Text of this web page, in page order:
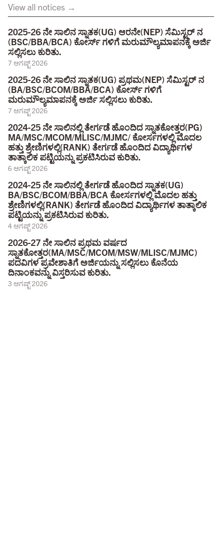
View all notices →
2025-26 ನೇ ಸಾಲಿನ ಸ್ನಾತಕ(UG) ಆರನೇ(NEP) ಸೆಮಿಸ್ಟರ್ ನ
(BSC/BBA/BCA) ಕೋರ್ಸ್ ಗಳಿಗೆ ಮರುಮೌಲ್ಯಮಾಪನಕ್ಕೆ ಅರ್ಜಿ
ಸಲ್ಲಿಸಲು ಕುರಿತು.
7 ಆಗಷ್ಟ್ 2026
2025-26 ನೇ ಸಾಲಿನ ಸ್ನಾತಕ(UG) ಪ್ರಥಮ(NEP) ಸೆಮಿಸ್ಟರ್ ನ
(BA/BSC/BCOM/BBA/BCA) ಕೋರ್ಸ್ ಗಳಿಗೆ
ಮರುಮೌಲ್ಯಮಾಪನಕ್ಕೆ ಅರ್ಜಿ ಸಲ್ಲಿಸಲು ಕುರಿತು.
7 ಆಗಷ್ಟ್ 2026
2024-25 ನೇ ಸಾಲಿನಲ್ಲಿ ತೇರ್ಗಡೆ ಹೊಂದಿದ ಸ್ನಾತಕೋತ್ತರ(PG)
MA/MSC/MCOM/MLISC/MJMC/ ಕೋರ್ಸಗಳಲ್ಲಿ ಮೊದಲ
ಹತ್ತು ಶ್ರೇಣಿಗಳಲ್ಲಿ(RANK) ತೇರ್ಗಡೆ ಹೊಂದಿದ ವಿದ್ಯಾರ್ಥಿಗಳ
ತಾತ್ಕಾಲಿಕ ಪಟ್ಟಿಯನ್ನು ಪ್ರಕಟಿಸಿರುವ ಕುರಿತು.
6 ಆಗಷ್ಟ್ 2026
2024-25 ನೇ ಸಾಲಿನಲ್ಲಿ ತೇರ್ಗಡೆ ಹೊಂದಿದ ಸ್ನಾತಕ(UG)
BA/BSC/BCOM/BBA/BCA ಕೋರ್ಸಗಳಲ್ಲಿ ಮೊದಲ ಹತ್ತು
ಶ್ರೇಣಿಗಳಲ್ಲಿ(RANK) ತೇರ್ಗಡೆ ಹೊಂದಿದ ವಿದ್ಯಾರ್ಥಿಗಳ ತಾತ್ಕಾಲಿಕ
ಪಟ್ಟಿಯನ್ನು ಪ್ರಕಟಿಸಿರುವ ಕುರಿತು.
4 ಆಗಷ್ಟ್ 2026
2026-27 ನೇ ಸಾಲಿನ ಪ್ರಥಮ ವರ್ಷದ
ಸ್ನಾತಕೋತ್ತರ(MA/MSC/MCOM/MSW/MLISC/MJMC)
ಪದವಿಗಳ ಪ್ರವೇಶಾತಿಗೆ ಅರ್ಜಿಯನ್ನು ಸಲ್ಲಿಸಲು ಕೊನೆಯ
ದಿನಾಂಕವನ್ನು ವಿಸ್ತರಿಸುವ ಕುರಿತು.
3 ಆಗಷ್ಟ್ 2026